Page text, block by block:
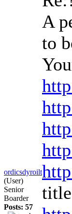
ordicsdyroilt
(User)
Senior
Boarder
Posts: 57
A
to